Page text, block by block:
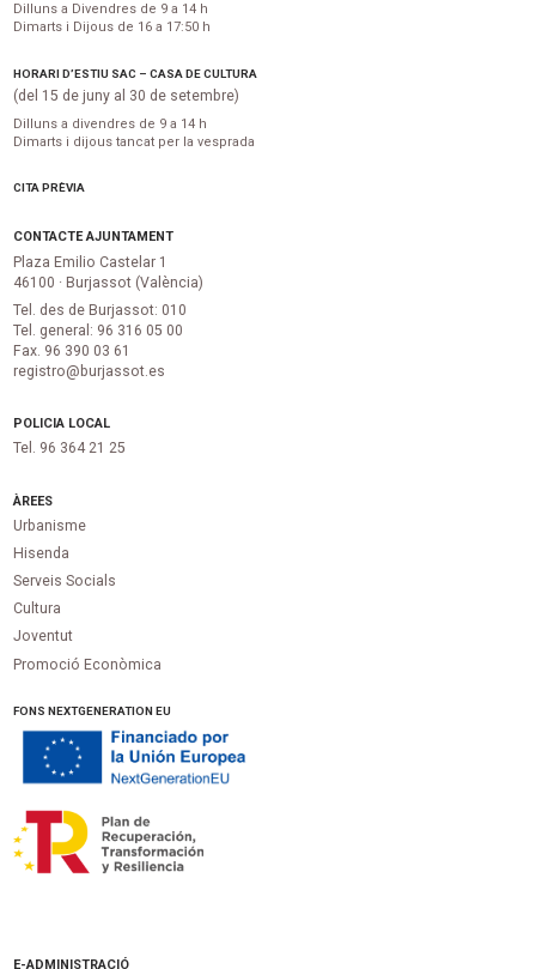
Dilluns a Divendres de 9 a 14 h
Dimarts i Dijous de 16 a 17:50 h
HORARI D’ESTIU SAC – CASA DE CULTURA
(del 15 de juny al 30 de setembre)
Dilluns a divendres de 9 a 14 h
Dimarts i dijous tancat per la vesprada
CITA PRÈVIA
CONTACTE AJUNTAMENT
Plaza Emilio Castelar 1
46100 · Burjassot (València)
Tel. des de Burjassot: 010
Tel. general: 96 316 05 00
Fax. 96 390 03 61
registro@burjassot.es
POLICIA LOCAL
Tel. 96 364 21 25
ÀREES
Urbanisme
Hisenda
Serveis Socials
Cultura
Joventut
Promoció Econòmica
FONS NEXTGENERATION EU
E-ADMINISTRACIÓ